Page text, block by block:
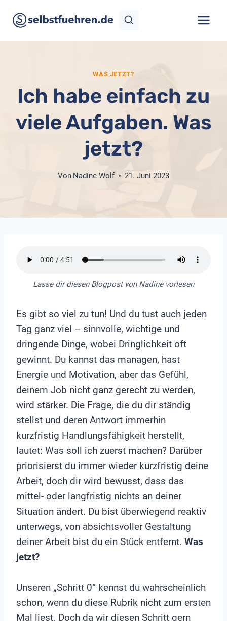
Inhalt
WAS JETZT?
Ich habe einfach zu
viele Aufgaben. Was
jetzt?
Von Nadine Wolf 21. Juni 2023
Lasse dir diesen Blogpost von Nadine vorlesen
Es gibt so viel zu tun! Und du tust auch jeden
Tag ganz viel – sinnvolle, wichtige und
dringende Dinge, wobei Dringlichkeit oft
gewinnt. Du kannst das managen, hast
Energie und Motivation, aber das Gefühl,
deinem Job nicht ganz gerecht zu werden,
wird stärker. Die Frage, die du dir ständig
stellst und deren Antwort immerhin
kurzfristig Handlungsfähigkeit herstellt,
lautet: Was soll ich zuerst machen? Darüber
priorisierst du immer wieder kurzfristig deine
Arbeit, doch dir wird bewusst, dass das
mittel- oder langfristig nichts an deiner
Situation ändert. Du bist überwiegend reaktiv
unterwegs, von absichtsvoller Gestaltung
deiner Arbeit bist du ein Stück entfernt. Was
jetzt?
Unseren „Schritt 0“ kennst du wahrscheinlich
schon, wenn du diese Rubrik nicht zum ersten
Mal liest. Doch da wir diesen Schritt gern